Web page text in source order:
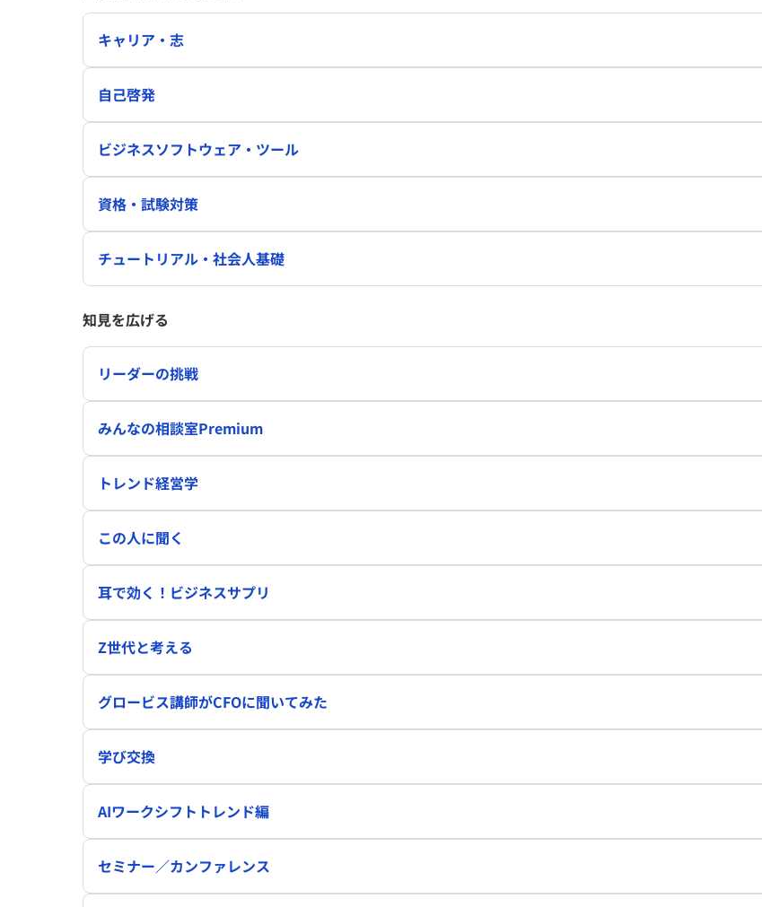
キャリア・志
自己啓発
ビジネスソフトウェア・ツール
資格・試験対策
チュートリアル・社会人基礎
知見を広げる
リーダーの挑戦
みんなの相談室Premium
トレンド経営学
この人に聞く
耳で効く！ビジネスサプリ
Z世代と考える
グロービス講師がCFOに聞いてみた
学び交換
AIワークシフトトレンド編
セミナー／カンファレンス